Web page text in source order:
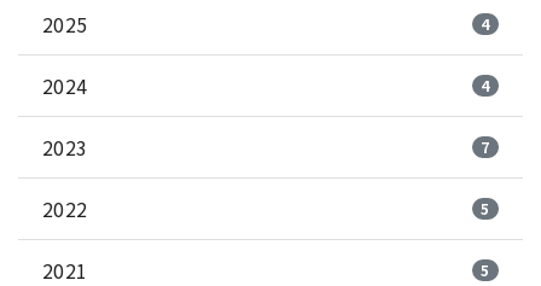
2025 4
2024 4
2023 7
2022 5
2021 5